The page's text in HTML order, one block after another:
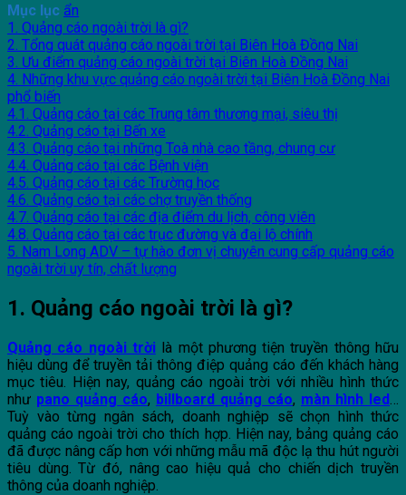
Mục lục ẩn
1. Quảng cáo ngoài trời là gì?
2. Tổng quát quảng cáo ngoài trời tại Biên Hoà Đồng Nai
3. Ưu điểm quảng cáo ngoài trời tại Biên Hoà Đồng Nai
4. Những khu vực quảng cáo ngoài trời tại Biên Hoà Đồng Nai
phổ biến
4.1. Quảng cáo tại các Trung tâm thương mại, siêu thị
4.2. Quảng cáo tại Bến xe
4.3. Quảng cáo tại những Toà nhà cao tầng, chung cư
4.4. Quảng cáo tại các Bệnh viện
4.5. Quảng cáo tại các Trường học
4.6. Quảng cáo tại các chợ truyền thống
4.7. Quảng cáo tại các địa điểm du lịch, công viên
4.8. Quảng cáo tại các trục đường và đại lộ chính
5. Nam Long ADV – tự hào đơn vị chuyên cung cấp quảng cáo
ngoài trời uy tín, chất lượng
1. Quảng cáo ngoài trời là gì?
Quảng cáo ngoài trờilà một phương tiện truyền thông hữu
hiệu dùng để truyền tải thông điệp quảng cáo đến khách hàng
mục tiêu. Hiện nay, quảng cáo ngoài trời với nhiều hình thức
như pano quảng cáo, billboard quảng cáo, màn hình led
Tuỳ vào từng ngân sách, doanh nghiệp sẽ chọn hình thức
quảng cáo ngoài trời cho thích hợp. Hiện nay, bảng quảng cáo
đã được nâng cấp hơn với những mẫu mã độc lạ thu hút người
tiêu dùng. Từ đó, nâng cao hiệu quả cho chiến dịch truyền
thông của doanh nghiệp.